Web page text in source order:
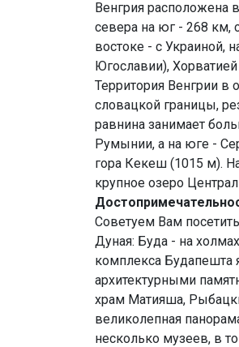
Венгрия расположена
севера на юг - 268 км,
востоке - с Украиной,
Югославии),
Территория Венгрии в
словацкой границы,
равнина занимает
Румынии, а на юге -
гора Кекеш (1015 м).
крупное озеро
Советуем Вам
Дуная: Буда - на
комплекса Будапешта
архитектурными
храм Матияша,
великолепная
несколько музеев, в